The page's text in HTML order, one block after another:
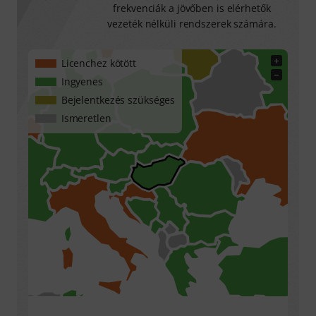
frekvenciák a jövőben is elérhetők
vezeték nélküli rendszerek számára.
+
−
Licenchez kötött
Ingyenes
Bejelentkezés szükséges
Ismeretlen